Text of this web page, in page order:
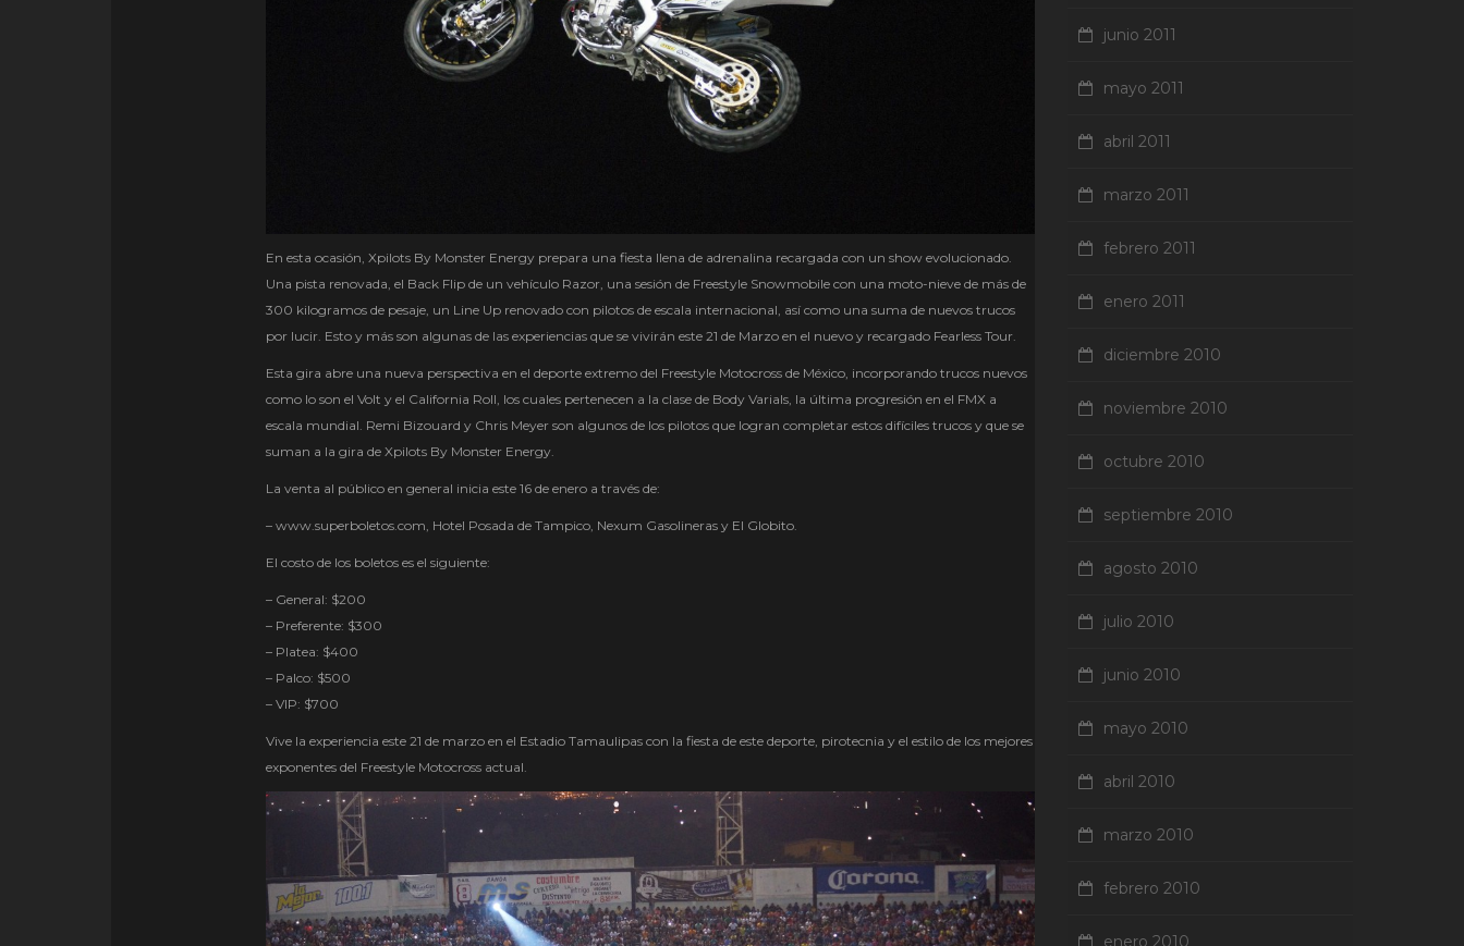
En esta ocasión, Xpilots By Monster Energy prepara una fiesta llena de adrenalina recargada con un show evolucionado.
Una pista renovada, el Back Flip de un vehículo Razor, una sesión de Freestyle Snowmobile con una moto-nieve de más de
300 kilogramos de pesaje, un Line Up renovado con pilotos de escala internacional, así como una suma de nuevos trucos
por lucir. Esto y más son algunas de las experiencias que se vivirán este 21 de Marzo en el nuevo y recargado Fearless Tour.
Esta gira abre una nueva perspectiva en el deporte extremo del Freestyle Motocross de México, incorporando trucos nuevos
como lo son el Volt y el California Roll, los cuales pertenecen a la clase de Body Varials, la última progresión en el FMX a
escala mundial. Remi Bizouard y Chris Meyer son algunos de los pilotos que logran completar estos difíciles trucos y que se
suman a la gira de Xpilots By Monster Energy.
La venta al público en general inicia este 16 de enero a través de:
– www.superboletos.com, Hotel Posada de Tampico, Nexum Gasolineras y El Globito.
El costo de los boletos es el siguiente:
– General: $200
– Preferente: $300
– Platea: $400
– Palco: $500
– VIP: $700
Vive la experiencia este 21 de marzo en el Estadio Tamaulipas con la fiesta de este deporte, pirotecnia y el estilo de los mejores
exponentes del Freestyle Motocross actual.
junio 2011
mayo 2011
abril 2011
marzo 2011
febrero 2011
enero 2011
diciembre 2010
noviembre 2010
octubre 2010
septiembre 2010
agosto 2010
julio 2010
junio 2010
mayo 2010
abril 2010
marzo 2010
febrero 2010
enero 2010